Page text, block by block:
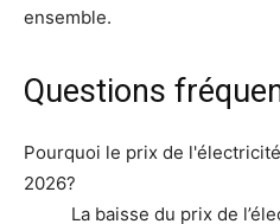
ensemble.
Questions
Pourquoi le prix de
2026?
La baisse du prix de